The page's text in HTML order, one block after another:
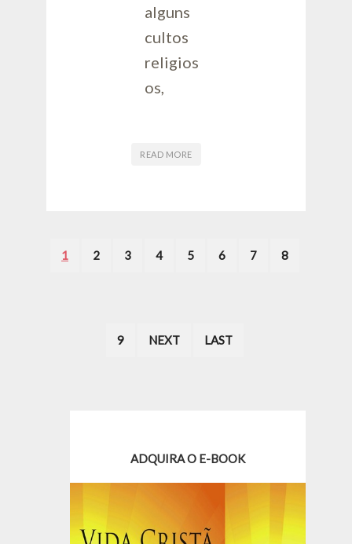
alguns
cultos
religios
os,
READ MORE
1 2 3 4 5 6 7 8
9 NEXT LAST
ADQUIRA O E-BOOK